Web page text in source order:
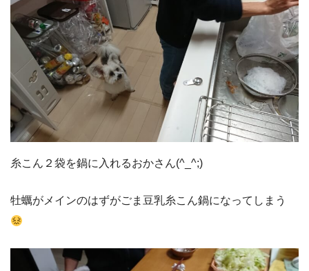
糸こん２袋を鍋に入れるおかさん(^_^;)
牡蠣がメインのはずがごま豆乳糸こん鍋になってしまう